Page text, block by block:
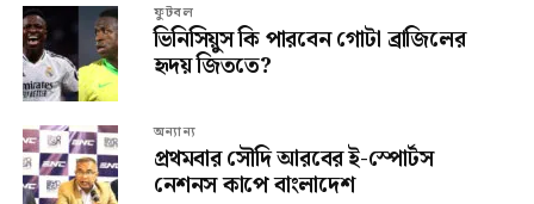
ফুটবল
ভিনিসিয়ুস কি পারবেন গোটা ব্রাজিলের
হৃদয় জিততে?
অন্যান্য
প্রথমবার সৌদি আরবের ই-স্পোর্টস
নেশনস কাপে বাংলাদেশ